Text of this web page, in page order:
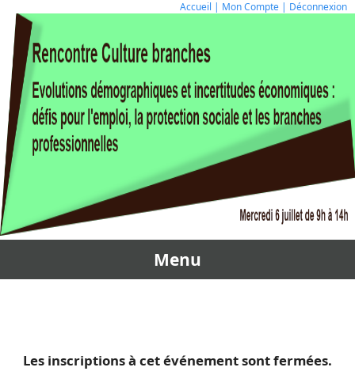
Accueil | Mon Compte | Déconnexion
Menu
Les inscriptions à cet événement sont fermées.